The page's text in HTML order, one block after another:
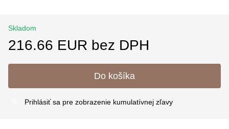
Skladom
216.66 EUR bez DPH
Do košíka
Prihlásiť sa pre zobrazenie kumulatívnej zľavy